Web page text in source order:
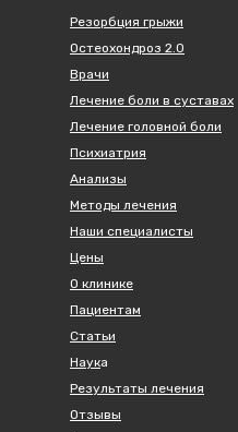
Резорбция грыжи
Остеохондроз 2.0
Врачи
Лечение боли в суставах
Лечение головной боли
Психиатрия
Анализы
Методы лечения
Наши специалисты
Цены
О клинике
Пациентам
Статьи
Наука
Результаты лечения
Отзывы